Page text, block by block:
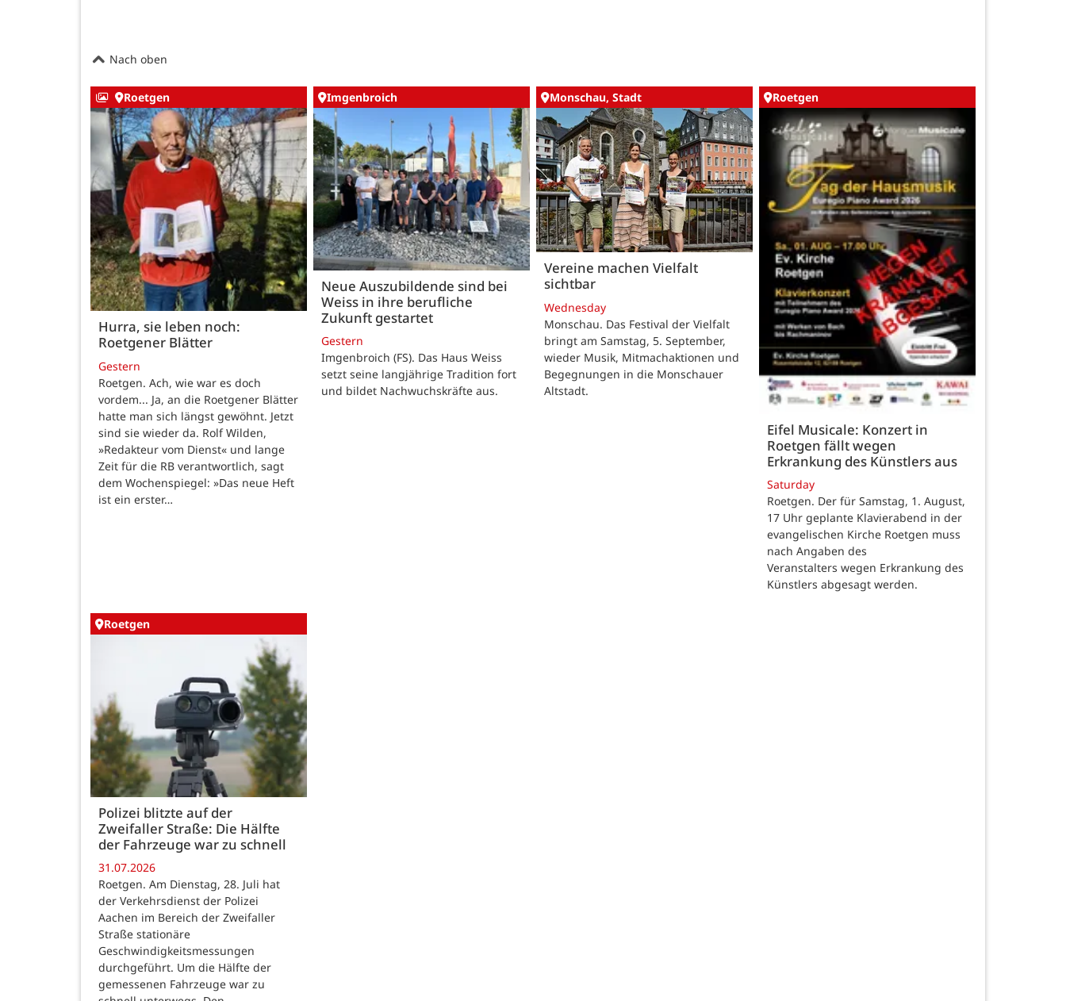
Nach oben
Roetgen
Hurra, sie leben noch:
Roetgener Blätter
Gestern
Roetgen. Ach, wie war es doch
vordem... Ja, an die Roetgener Blätter
hatte man sich längst gewöhnt. Jetzt
sind sie wieder da. Rolf Wilden,
»Redakteur vom Dienst« und lange
Zeit für die RB verantwortlich, sagt
dem Wochenspiegel: »Das neue Heft
ist ein erster…
Imgenbroich
Neue Auszubildende sind bei
Weiss in ihre berufliche
Zukunft gestartet
Gestern
Imgenbroich (FS). Das Haus Weiss
setzt seine langjährige Tradition fort
und bildet Nachwuchskräfte aus.
Monschau, Stadt
Vereine machen Vielfalt
sichtbar
Wednesday
Monschau. Das Festival der Vielfalt
bringt am Samstag, 5. September,
wieder Musik, Mitmachaktionen und
Begegnungen in die Monschauer
Altstadt.
Roetgen
Eifel Musicale: Konzert in
Roetgen fällt wegen
Erkrankung des Künstlers aus
Saturday
Roetgen. Der für Samstag, 1. August,
17 Uhr geplante Klavierabend in der
evangelischen Kirche Roetgen muss
nach Angaben des
Veranstalters wegen Erkrankung des
Künstlers abgesagt werden.
Roetgen
Polizei blitzte auf der
Zweifaller Straße: Die Hälfte
der Fahrzeuge war zu schnell
31.07.2026
Roetgen. Am Dienstag, 28. Juli hat
der Verkehrsdienst der Polizei
Aachen im Bereich der Zweifaller
Straße stationäre
Geschwindigkeitsmessungen
durchgeführt. Um die Hälfte der
gemessenen Fahrzeuge war zu